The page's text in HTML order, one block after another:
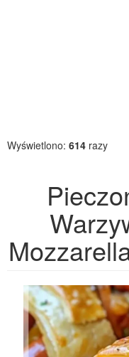
Wyświetlono: 614 razy